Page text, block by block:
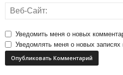
Уведомить меня о новых
Уведомлять меня о новых записях